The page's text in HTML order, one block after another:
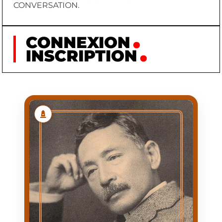
CONVERSATION.
CONNEXION
INSCRIPTION
NATSUME SOSEKI
NOM
NATSUME (NOM DE
NAISSANCE :
SHINOSUKE NATSUME)
PRÉNOM
SŌSEKI (NOM DE
PLUME)
NAISSANCE
1867/02/09
MORT
1916/12/09
PREMIÈRE
APPARITION
NAISSANCE DANS UNE
FAMILLE DE
MAGISTRATS LOCAUX À
BABASHITA (QUARTIER